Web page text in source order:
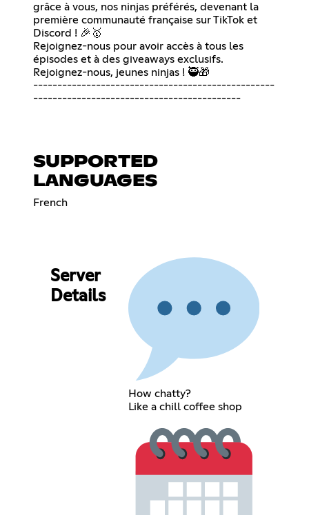
grâce à vous, nos ninjas préférés, devenant la
première communauté française sur TikTok et
Discord ! 🎉🥇
Rejoignez-nous pour avoir accès à tous les
épisodes et à des giveaways exclusifs.
Rejoignez-nous, jeunes ninjas ! 🥷🎁
--------------------------------------------------
-------------------------------------------
SUPPORTED
LANGUAGES
French
Server
Details
How chatty?
Like a chill coffee shop